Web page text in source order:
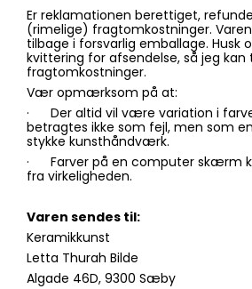
Er reklamationen berettiget,
(rimelige) fragtomkostninger.
tilbage i forsvarlig emballage. Husk
kvittering for afsendelse, så jeg
fragtomkostninger.
Vær opmærksom på at:
· Der altid vil være variation i
betragtes ikke som fejl, men som
stykke kunsthåndværk.
· Farver på en computer skærm
fra virkeligheden.
Varen sendes til:
Keramikkunst
Letta Thurah Bilde
Algade 46D, 9300 Sæby